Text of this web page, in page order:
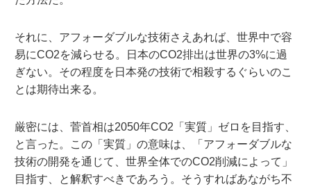
それに、アフォーダブルな技術さえあれば、世界中で容
易にCO2を減らせる。日本のCO2排出は世界の3%に過
ぎない。その程度を日本発の技術で相殺するぐらいのこ
とは期待出来る。
厳密には、菅首相は2050年CO2「実質」ゼロを目指す、
と言った。この「実質」の意味は、「アフォーダブルな
技術の開発を通じて、世界全体でのCO2削減によって」
目指す、と解釈すべきであろう。そうすればあながち不